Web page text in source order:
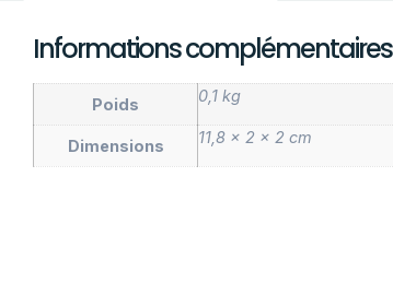
Informations complémentaires
Poids 0,1 kg
Dimensions 11,8 × 2 × 2 cm